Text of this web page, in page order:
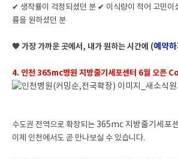
✔ 생착률이 걱정되셨던 분 ✔ 이식량이 적어 고민이
륨을 원하셨던 분
🧡 가장 가까운 곳에서, 내가 원하는 시간에 (예약하
4. 인천 365mc병원 지방줄기세포센터 6월 오픈
수도권 전역으로 확장되는 365mc 지방줄기세포
이제 인천에서도 곧 만나보실 수 있습니다.